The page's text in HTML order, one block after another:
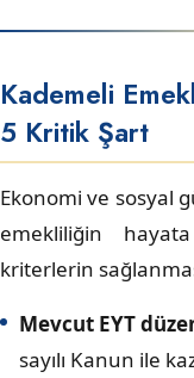
Kademeli
5 Kritik Şart
Ekonomi ve sosyal
emekliliğin
kriterlerin
Mevcut EYT
sayılı Kanun ile